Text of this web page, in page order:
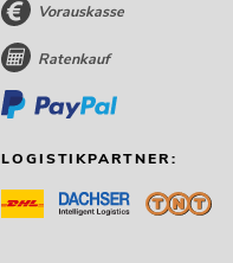
Vorauskasse
Ratenkauf
LOGISTIKPARTNER: